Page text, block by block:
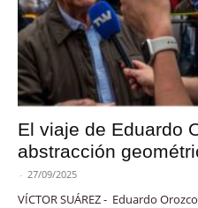
El viaje de Eduardo
abstracción
- 27/09/2025
VÍCTOR SUÁREZ - Eduardo